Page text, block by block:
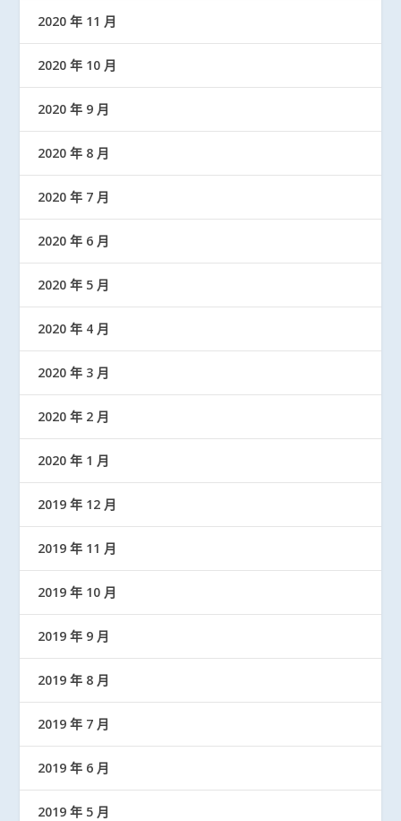
2020 年 11 月
2020 年 10 月
2020 年 9 月
2020 年 8 月
2020 年 7 月
2020 年 6 月
2020 年 5 月
2020 年 4 月
2020 年 3 月
2020 年 2 月
2020 年 1 月
2019 年 12 月
2019 年 11 月
2019 年 10 月
2019 年 9 月
2019 年 8 月
2019 年 7 月
2019 年 6 月
2019 年 5 月